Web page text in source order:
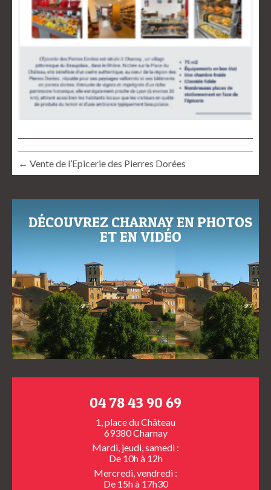
← Vente de l’Epicerie des Pierres Dorées
DÉCOUVREZ CHARNAY EN PHOTOS
ET EN VIDÉO
04 78 43 90 69
1, place du Château
69380 Charnay
Mardi, jeudi, samedi :
De 10h à 12h
Mercredi, vendredi :
De 15h à 17h30